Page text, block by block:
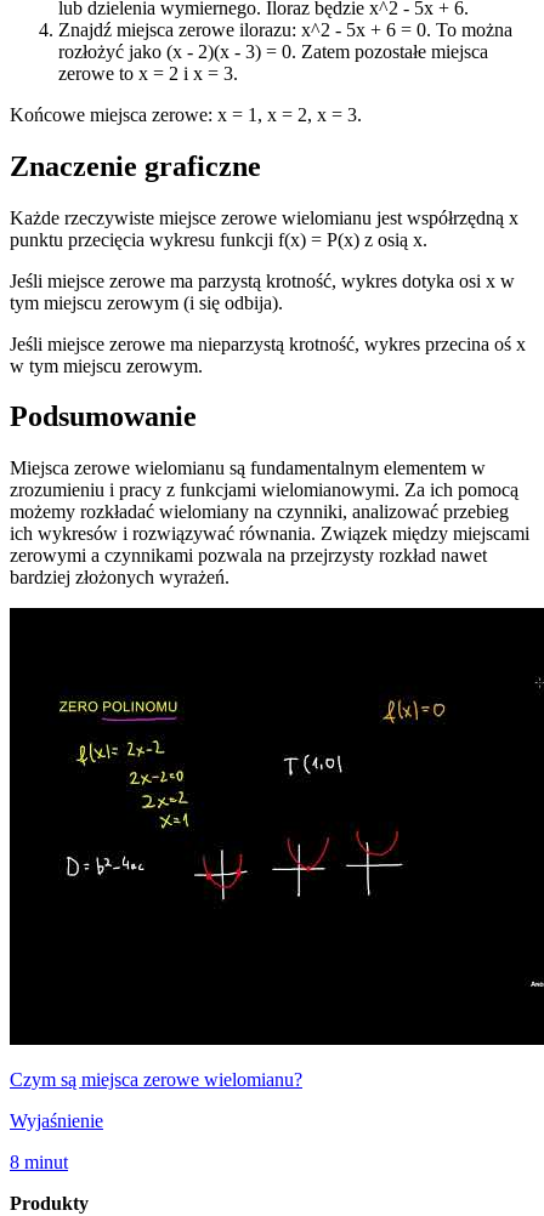
lub dzielenia wymiernego. Iloraz będzie x^2 - 5x + 6.
Znajdź miejsca zerowe ilorazu: x^2 - 5x + 6 = 0. To można
rozłożyć jako (x - 2)(x - 3) = 0. Zatem pozostałe miejsca
zerowe to x = 2 i x = 3.
Końcowe miejsca zerowe: x = 1, x = 2, x = 3.
Znaczenie graficzne
Każde rzeczywiste miejsce zerowe wielomianu jest współrzędną x
punktu przecięcia wykresu funkcji f(x) = P(x) z osią x.
Jeśli miejsce zerowe ma parzystą krotność, wykres dotyka osi x w
tym miejscu zerowym (i się odbija).
Jeśli miejsce zerowe ma nieparzystą krotność, wykres przecina oś x
w tym miejscu zerowym.
Podsumowanie
Miejsca zerowe wielomianu są fundamentalnym elementem w
zrozumieniu i pracy z funkcjami wielomianowymi. Za ich pomocą
możemy rozkładać wielomiany na czynniki, analizować przebieg
ich wykresów i rozwiązywać równania. Związek między miejscami
zerowymi a czynnikami pozwala na przejrzysty rozkład nawet
bardziej złożonych wyrażeń.
Czym są miejsca zerowe wielomianu?
Wyjaśnienie
8 minut
Produkty